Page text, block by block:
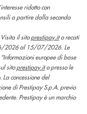
ridotto con
a partire dalla seconda
il sitoprestipay.ito recati
2026 al 15/07/2026. Le
europee di base
sitoprestipay.ito presso le
concessione del
di Prestipay S.p.A. previo
Prestipay è un marchio